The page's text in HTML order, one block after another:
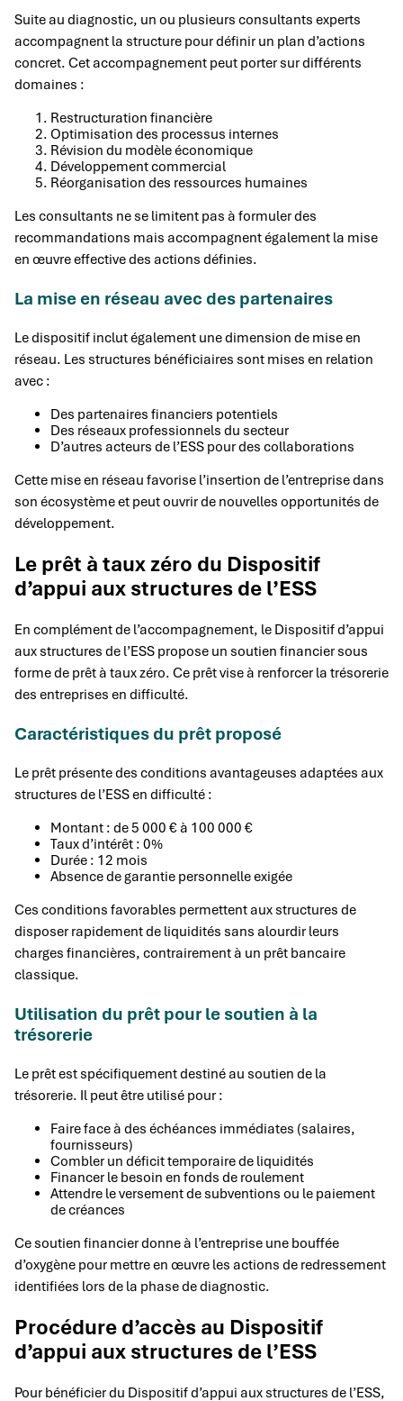
Suite au diagnostic, un ou plusieurs consultants experts
accompagnent la structure pour définir un plan d’actions
concret. Cet accompagnement peut porter sur différents
domaines :
Restructuration financière
Optimisation des processus internes
Révision du modèle économique
Développement commercial
Réorganisation des ressources humaines
Les consultants ne se limitent pas à formuler des
recommandations mais accompagnent également la mise
en œuvre effective des actions définies.
La mise en réseau avec des partenaires
Le dispositif inclut également une dimension de mise en
réseau. Les structures bénéficiaires sont mises en relation
avec :
Des partenaires financiers potentiels
Des réseaux professionnels du secteur
D’autres acteurs de l’ESS pour des collaborations
Cette mise en réseau favorise l’insertion de l’entreprise dans
son écosystème et peut ouvrir de nouvelles opportunités de
développement.
Le prêt à taux zéro du Dispositif
d’appui aux structures de l’ESS
En complément de l’accompagnement, le Dispositif d’appui
aux structures de l’ESS propose un soutien financier sous
forme de prêt à taux zéro. Ce prêt vise à renforcer la trésorerie
des entreprises en difficulté.
Caractéristiques du prêt proposé
Le prêt présente des conditions avantageuses adaptées aux
structures de l’ESS en difficulté :
Montant : de 5 000 € à 100 000 €
Taux d’intérêt : 0%
Durée : 12 mois
Absence de garantie personnelle exigée
Ces conditions favorables permettent aux structures de
disposer rapidement de liquidités sans alourdir leurs
charges financières, contrairement à un prêt bancaire
classique.
Utilisation du prêt pour le soutien à la
trésorerie
Le prêt est spécifiquement destiné au soutien de la
trésorerie. Il peut être utilisé pour :
Faire face à des échéances immédiates (salaires,
fournisseurs)
Combler un déficit temporaire de liquidités
Financer le besoin en fonds de roulement
Attendre le versement de subventions ou le paiement
de créances
Ce soutien financier donne à l’entreprise une bouffée
d’oxygène pour mettre en œuvre les actions de redressement
identifiées lors de la phase de diagnostic.
Procédure d’accès au Dispositif
d’appui aux structures de l’ESS
Pour bénéficier du Dispositif d’appui aux structures de l’ESS,